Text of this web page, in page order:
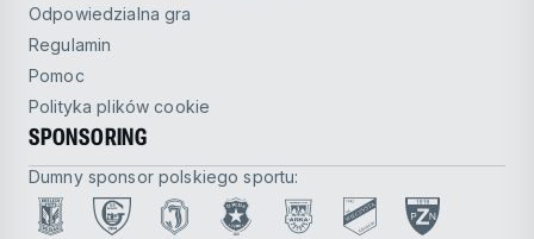
Odpowiedzialna gra
Regulamin
Pomoc
Polityka plików cookie
SPONSORING
Dumny sponsor polskiego sportu: